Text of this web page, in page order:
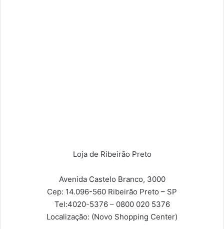
Loja de Ribeirão Preto
Avenida Castelo Branco, 3000
Cep: 14.096-560 Ribeirão Preto – SP
Tel:4020-5376 – 0800 020 5376
Localização: (Novo Shopping Center)